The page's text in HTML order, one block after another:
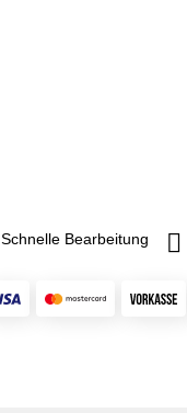
Schnelle Bearbeitung